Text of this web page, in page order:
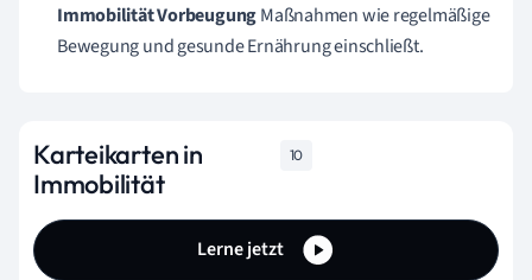
Immobilität VorbeugungMaßnahmen wie regelmäßige
Bewegung und gesunde Ernährung einschließt.
Karteikarten in
Immobilität
10
Lerne jetzt